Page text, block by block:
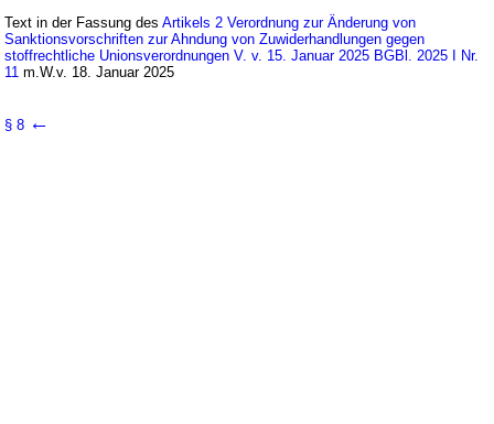
Text in der Fassung desArtikels 2 Verordnung zur Änderung von
Sanktionsvorschriften zur Ahndung von Zuwiderhandlungen gegen
stoffrechtliche Unionsverordnungen V. v. 15. Januar 2025 BGBl. 2025 I Nr.
11 m.W.v. 18. Januar 2025
§ 8 ←